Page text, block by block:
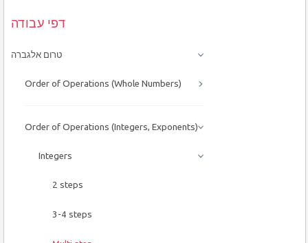
דפי עבודה
טרום אלגברה
Order of Operations (Whole Numbers)
Order of Operations (Integers, Exponents)
Integers
2 steps
3-4 steps